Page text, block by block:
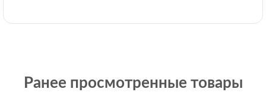
Ранее просмотренные товары